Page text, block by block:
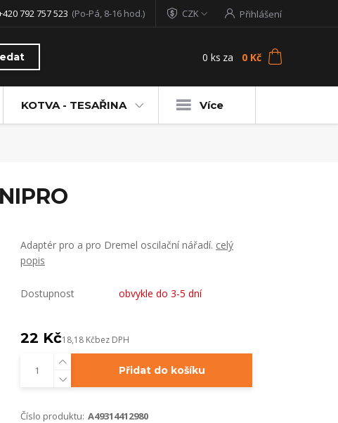
CZK Přihlášení
792 757 523 (Po-Pá, 8-16 hod.)
0 ks za 0 Kč
KOTVA - TESAŘINA Více
Adaptér pro a pro Dremel oscilační nářadí. celý
popis
Dostupnost obvykle do 3-5 dní
22 Kč18,18 Kčbez DPH
Přidat do košíku
Číslo produktu: A49314412980